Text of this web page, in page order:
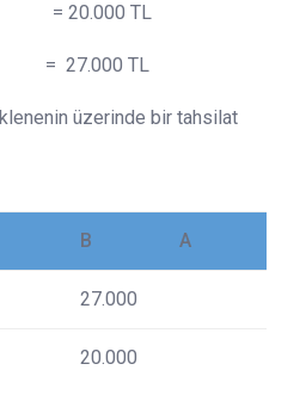
TL
= 27.000 TL
üzerinde bir tahsilat
B A
27.000
20.000